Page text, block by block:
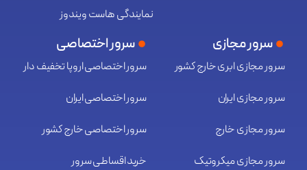
نمایندگی هاست ویندوز
سرور مجازی
سرور مجازی ابری خارج کشور
سرور مجازی ایران
سرور مجازی خارج
سرور مجازی میکروتیک
سرور اختصاصی
سرور اختصاصی اروپا تخفیف دار
سرور اختصاصی ایران
سرور اختصاصی خارج کشور
خرید اقساطی سرور